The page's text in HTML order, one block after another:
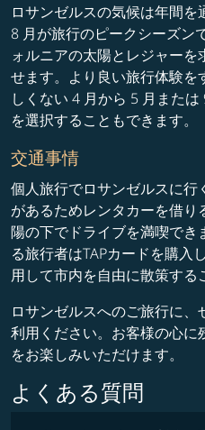
ロサンゼルスの気候は年間
8 月が旅行のピークシーズン
ォルニアの太陽とレジャー
せます。より良い旅行体験
しくない 4 月から 5 月また
を選択することもできます。
交通事情
個人旅行でロサンゼルスに
があるためレンタカーを借
陽の下でドライブを満喫で
る旅行者はTAPカードを購入
用して市内を自由に散策する
ロサンゼルスへのご旅行に
利用ください。お客様の心に
をお楽しみいただけます。
よくある質問